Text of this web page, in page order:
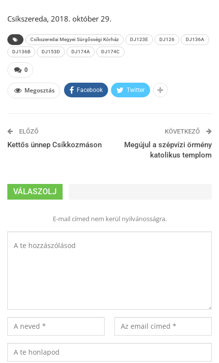
Csíkszereda, 2018. október 29.
Csíkszeredai Megyei Sürgősségi Kórház DJ123E DJ126 DJ136A
DJ136B DJ153D DJ174A DJ174C
0
Megosztás Facebook Twitter
ELŐZŐ
Kettős ünnep Csíkkozmáson
KÖVETKEZŐ
Megújul a szépvízi örmény
katolikus templom
VÁLASZOLJ
E-mail címed nem kerül nyilvánosságra.